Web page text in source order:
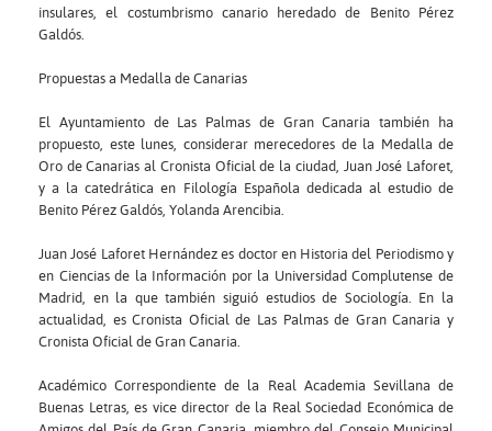
insulares, el costumbrismo canario heredado de Benito Pérez
Galdós.
Propuestas a Medalla de Canarias
El Ayuntamiento de Las Palmas de Gran Canaria también ha
propuesto, este lunes, considerar merecedores de la Medalla de
Oro de Canarias al Cronista Oficial de la ciudad, Juan José Laforet,
y a la catedrática en Filología Española dedicada al estudio de
Benito Pérez Galdós, Yolanda Arencibia.
Juan José Laforet Hernández es doctor en Historia del Periodismo y
en Ciencias de la Información por la Universidad Complutense de
Madrid, en la que también siguió estudios de Sociología. En la
actualidad, es Cronista Oficial de Las Palmas de Gran Canaria y
Cronista Oficial de Gran Canaria.
Académico Correspondiente de la Real Academia Sevillana de
Buenas Letras, es vice director de la Real Sociedad Económica de